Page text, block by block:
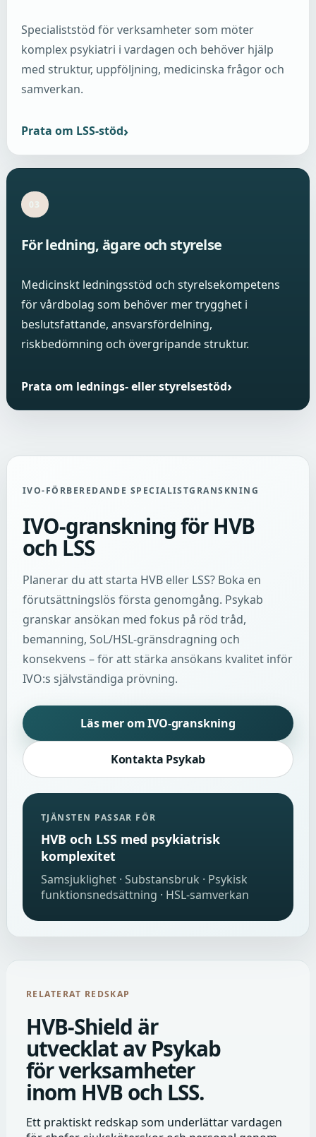
Specialiststöd för verksamheter som möter
komplex psykiatri i vardagen och behöver hjälp
med struktur, uppföljning, medicinska frågor och
samverkan.
Prata om LSS-stöd
03
För ledning, ägare och styrelse
Medicinskt ledningsstöd och styrelsekompetens
för vårdbolag som behöver mer trygghet i
beslutsfattande, ansvarsfördelning,
riskbedömning och övergripande struktur.
Prata om lednings- eller styrelsestöd
IVO-FÖRBEREDANDE SPECIALISTGRANSKNING
IVO-granskning för HVB
och LSS
Planerar du att starta HVB eller LSS? Boka en
förutsättningslös första genomgång. Psykab
granskar ansökan med fokus på röd tråd,
bemanning, SoL/HSL-gränsdragning och
konsekvens – för att stärka ansökans kvalitet inför
IVO:s självständiga prövning.
Läs mer om IVO-granskning
Kontakta Psykab
TJÄNSTEN PASSAR FÖR
HVB och LSS med psykiatrisk
komplexitet
Samsjuklighet · Substansbruk · Psykisk
funktionsnedsättning · HSL-samverkan
RELATERAT REDSKAP
HVB-Shield är
utvecklat av Psykab
för verksamheter
inom HVB och LSS.
Ett praktiskt redskap som underlättar vardagen